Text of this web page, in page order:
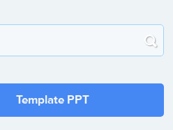
Template PPT